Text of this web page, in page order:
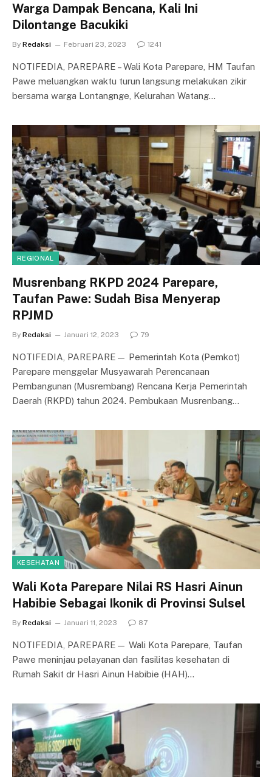
Warga Dampak Bencana, Kali Ini
Dilontange Bacukiki
By Redaksi Februari 23, 2023 1241
NOTIFEDIA, PAREPARE – Wali Kota Parepare, HM Taufan
Pawe meluangkan waktu turun langsung melakukan zikir
bersama warga Lontangnge, Kelurahan Watang…
REGIONAL
Musrenbang RKPD 2024 Parepare,
Taufan Pawe: Sudah Bisa Menyerap
RPJMD
By Redaksi Januari 12, 2023 79
NOTIFEDIA, PAREPARE— Pemerintah Kota (Pemkot)
Parepare menggelar Musyawarah Perencanaan
Pembangunan (Musrembang) Rencana Kerja Pemerintah
Daerah (RKPD) tahun 2024. Pembukaan Musrenbang…
KESEHATAN
Wali Kota Parepare Nilai RS Hasri Ainun
Habibie Sebagai Ikonik di Provinsi Sulsel
By Redaksi Januari 11, 2023 87
NOTIFEDIA, PAREPARE— Wali Kota Parepare, Taufan
Pawe meninjau pelayanan dan fasilitas kesehatan di
Rumah Sakit dr Hasri Ainun Habibie (HAH)…